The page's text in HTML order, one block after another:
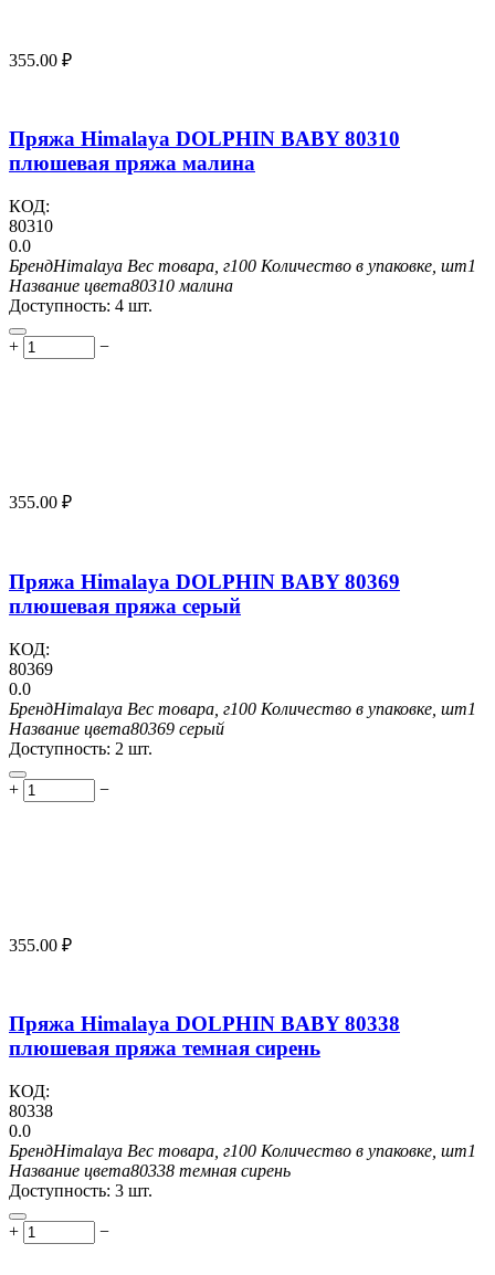
355.00 ₽
Пряжа Himalaya DOLPHIN BABY 80310
плюшевая пряжа малина
КОД:
80310
0.0
БрендHimalaya Вес товара, г100 Количество в упаковке, шт1
Название цвета80310 малина
Доступность: 4 шт.
+ −
355.00 ₽
Пряжа Himalaya DOLPHIN BABY 80369
плюшевая пряжа серый
КОД:
80369
0.0
БрендHimalaya Вес товара, г100 Количество в упаковке, шт1
Название цвета80369 серый
Доступность: 2 шт.
+ −
355.00 ₽
Пряжа Himalaya DOLPHIN BABY 80338
плюшевая пряжа темная сирень
КОД:
80338
0.0
БрендHimalaya Вес товара, г100 Количество в упаковке, шт1
Название цвета80338 темная сирень
Доступность: 3 шт.
+ −